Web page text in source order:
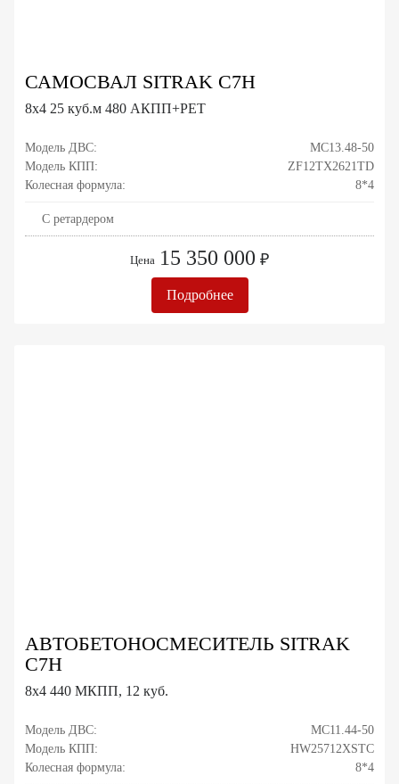
САМОСВАЛ SITRAK C7H
8x4 25 куб.м 480 АКПП+РЕТ
Модель ДВС:
MC13.48-50
Модель КПП:
ZF12TX2621TD
Колесная формула:
8*4
С ретардером
Цена 15 350 000 ₽
Подробнее
АВТОБЕТОНОСМЕСИТЕЛЬ SITRAK
C7H
8x4 440 МКПП, 12 куб.
Модель ДВС:
MC11.44-50
Модель КПП:
HW25712XSTC
Колесная формула:
8*4